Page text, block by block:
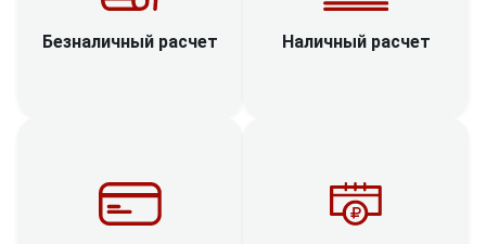
Безналичный расчет Наличный расчет